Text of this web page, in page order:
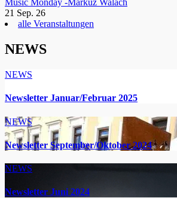
Music Monday -Markuz Walach
21 Sep. 26
alle Veranstaltungen
NEWS
NEWS
Newsletter Januar/Februar 2025
NEWS
Newsletter September/Oktober 2024
NEWS
Newsletter Juni 2024